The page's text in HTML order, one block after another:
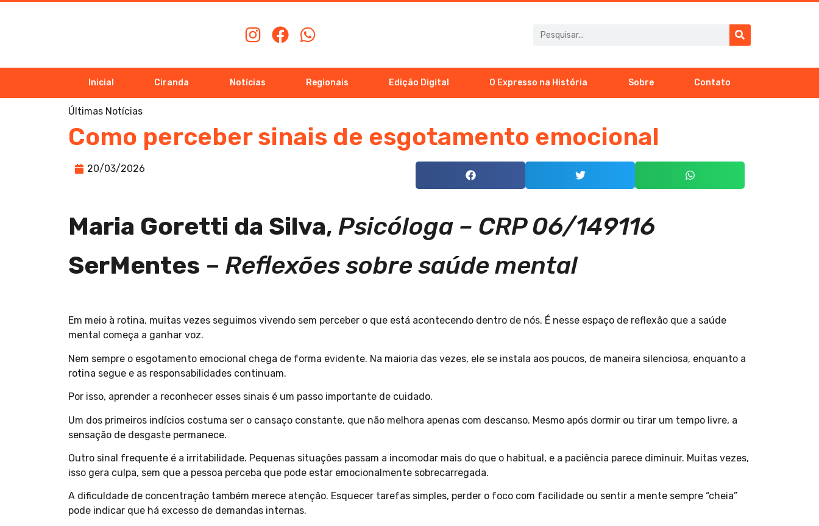
Inicial Ciranda Notícias Regionais Edição Digital O Expresso na História Sobre Contato
Últimas Notícias
Como perceber sinais de esgotamento emocional
20/03/2026
Maria Goretti da Silva, Psicóloga – CRP 06/149116
SerMentes – Reflexões sobre saúde mental
Em meio à rotina, muitas vezes seguimos vivendo sem perceber o que está acontecendo dentro de nós. É nesse espaço de reflexão que a saúde
mental começa a ganhar voz.
Nem sempre o esgotamento emocional chega de forma evidente. Na maioria das vezes, ele se instala aos poucos, de maneira silenciosa, enquanto a
rotina segue e as responsabilidades continuam.
Por isso, aprender a reconhecer esses sinais é um passo importante de cuidado.
Um dos primeiros indícios costuma ser o cansaço constante, que não melhora apenas com descanso. Mesmo após dormir ou tirar um tempo livre, a
sensação de desgaste permanece.
Outro sinal frequente é a irritabilidade. Pequenas situações passam a incomodar mais do que o habitual, e a paciência parece diminuir. Muitas vezes,
isso gera culpa, sem que a pessoa perceba que pode estar emocionalmente sobrecarregada.
A dificuldade de concentração também merece atenção. Esquecer tarefas simples, perder o foco com facilidade ou sentir a mente sempre “cheia”
pode indicar que há excesso de demandas internas.